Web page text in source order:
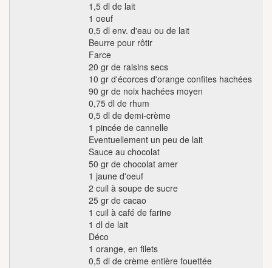
1,5 dl de lait
1 oeuf
0,5 dl env. d'eau ou de lait
Beurre pour rôtir
Farce
20 gr de raisins secs
10 gr d'écorces d'orange confites hachées
90 gr de noix hachées moyen
0,75 dl de rhum
0,5 dl de demi-crème
1 pincée de cannelle
Eventuellement un peu de lait
Sauce au chocolat
50 gr de chocolat amer
1 jaune d'oeuf
2 cuil à soupe de sucre
25 gr de cacao
1 cuil à café de farine
1 dl de lait
Déco
1 orange, en filets
0,5 dl de crème entière fouettée